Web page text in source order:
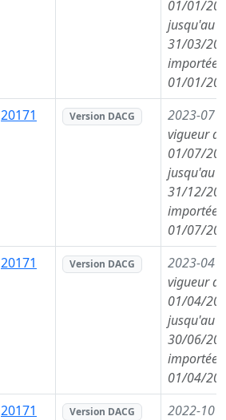
01/01/
jusqu'au
31/03/
importée
01/01/
20171 Version DACG 2023-07
vigueur
01/07/
jusqu'au
31/12/
importée
01/07/
20171 Version DACG 2023-04
vigueur
01/04/
jusqu'au
30/06/
importée
01/04/
20171 Version DACG 2022-10